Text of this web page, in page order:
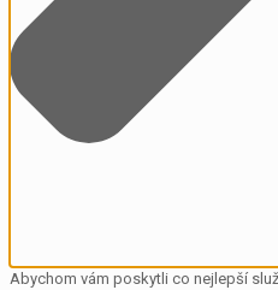
Abychom vám poskytli co nejlepší